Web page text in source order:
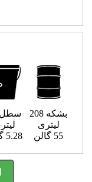
بشکه 208
لیتری
55 گالن
5.28 گالن